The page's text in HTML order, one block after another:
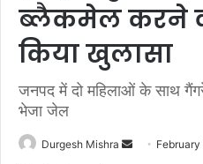
ब्लैकमेल करने
किया खुलासा
जनपद में दो महिलाओं के साथ
भेजा जेल
Durgesh Mishra
Send